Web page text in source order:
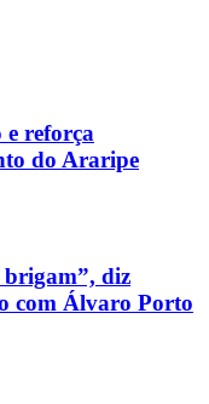
e reforça
do Araripe
brigam”, diz
com Álvaro Porto